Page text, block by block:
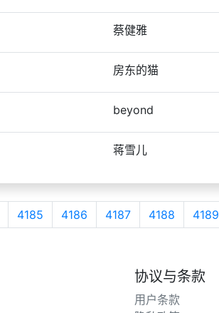
蔡健雅
房东的猫
beyond
蒋雪儿
4185 4186 4187 4188 4189
协议与条款
用户条款